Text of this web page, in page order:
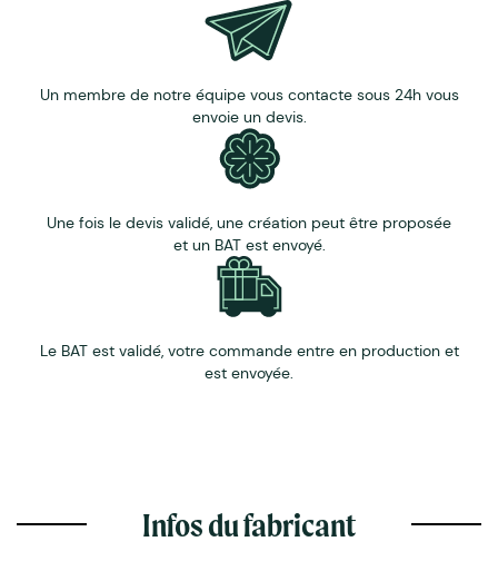
Un membre de notre équipe vous contacte sous 24h vous
envoie un devis.
Une fois le devis validé, une création peut être proposée
et un BAT est envoyé.
Le BAT est validé, votre commande entre en production et
est envoyée.
Infos du fabricant